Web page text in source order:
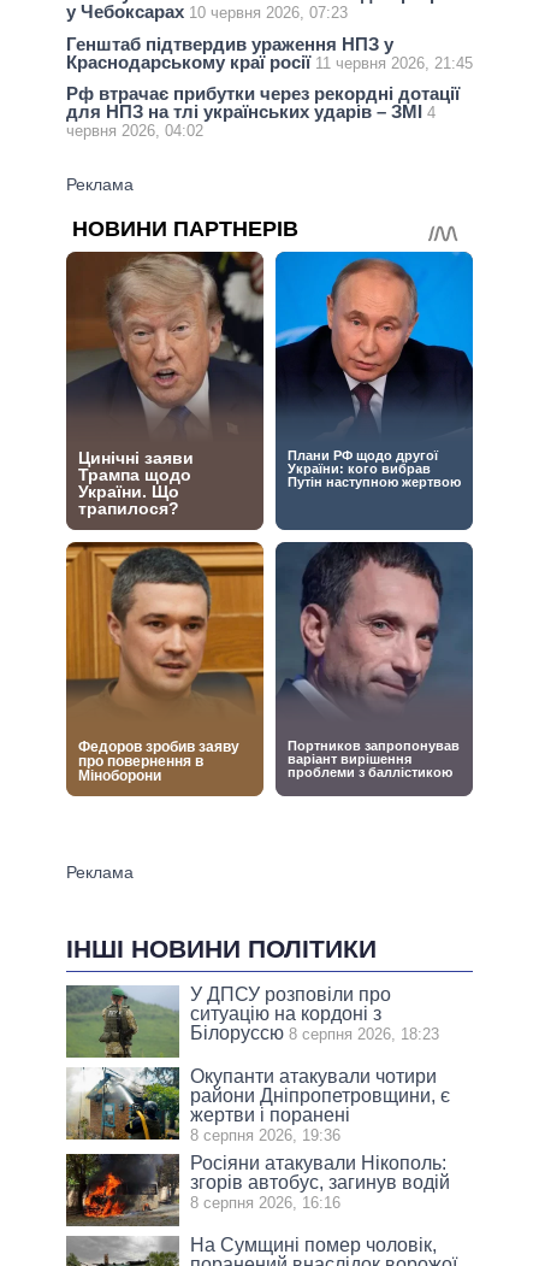
у Чебоксарах 10 червня 2026, 07:23
Генштаб підтвердив ураження НПЗ у
Краснодарському краї росії 11 червня 2026, 21:45
Рф втрачає прибутки через рекордні дотації
для НПЗ на тлі українських ударів – ЗМІ 4
червня 2026, 04:02
ІНШІ НОВИНИ ПОЛІТИКИ
У ДПСУ розповіли про
ситуацію на кордоні з
Білоруссю 8 серпня 2026, 18:23
Окупанти атакували чотири
райони Дніпропетровщини, є
жертви і поранені
8 серпня 2026, 19:36
Росіяни атакували Нікополь:
згорів автобус, загинув водій
8 серпня 2026, 16:16
На Сумщині помер чоловік,